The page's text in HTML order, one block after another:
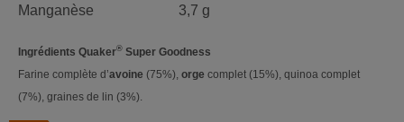
Manganèse
3,7 g
Ingrédients Quaker® Super Goodness
Farine complète d’avoine (75%), orge complet (15%), quinoa complet
(7%), graines de lin (3%).